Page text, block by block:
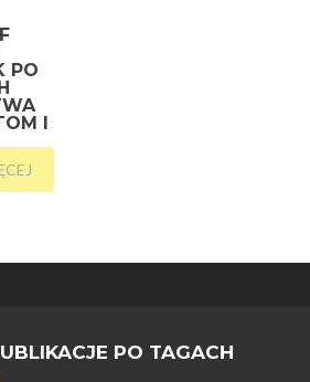
PO
I
PO TAGACH